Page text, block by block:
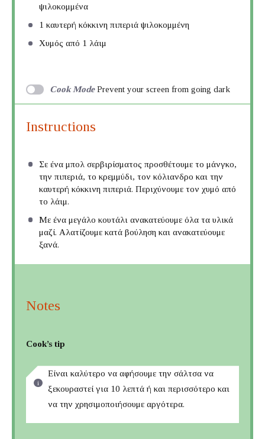
ψιλοκομμένα
1 καυτερή κόκκινη πιπεριά ψιλοκομμένη
Χυμός από 1 λάιμ
Cook Mode Prevent your screen from going dark
Instructions
Σε ένα μπολ σερβιρίσματος προσθέτουμε το μάνγκο,
την πιπεριά, το κρεμμύδι, τον κόλιανδρο και την
καυτερή κόκκινη πιπεριά. Περιχύνουμε τον χυμό από
το λάιμ.
Με ένα μεγάλο κουτάλι ανακατεύουμε όλα τα υλικά
μαζί. Αλατίζουμε κατά βούληση και ανακατεύουμε
ξανά.
Notes
Cook’s tip
Είναι καλύτερο να αφήσουμε την σάλτσα να
ξεκουραστεί για 10 λεπτά ή και περισσότερο και
να την χρησιμοποιήσουμε αργότερα.